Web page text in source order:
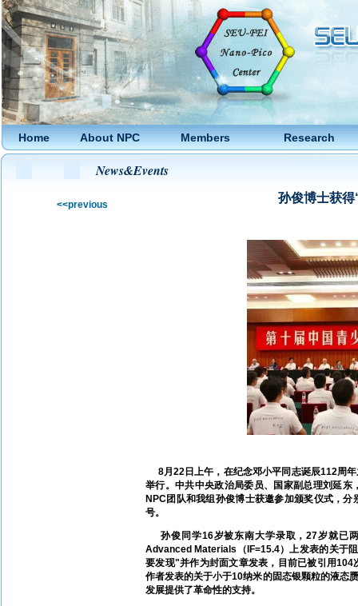
Home About NPC Members Research
News&Events
<<previous 孙俊博士获
8月22日上午，在纪念邓小平同志诞辰112周
举行。中共中央政治局委员、国家副总理刘延
NPC团队和我组孙俊博士获邀参加颁奖仪式，
号。
孙俊同学16岁被东南大学录取，27岁就已
Advanced Materials（IF=15.4）上发表的关于
要发现"并作为封面文章发表，目前已被引用
作者发表的关于小于10纳米的固态银颗粒的液态
发展提供了革命性的支持。